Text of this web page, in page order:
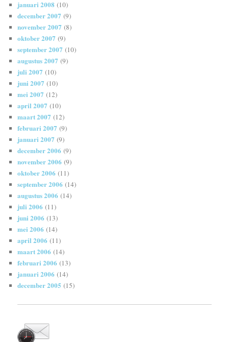
januari 2008 (10)
december 2007 (9)
november 2007 (8)
oktober 2007 (9)
september 2007 (10)
augustus 2007 (9)
juli 2007 (10)
juni 2007 (10)
mei 2007 (12)
april 2007 (10)
maart 2007 (12)
februari 2007 (9)
januari 2007 (9)
december 2006 (9)
november 2006 (9)
oktober 2006 (11)
september 2006 (14)
augustus 2006 (14)
juli 2006 (11)
juni 2006 (13)
mei 2006 (14)
april 2006 (11)
maart 2006 (14)
februari 2006 (13)
januari 2006 (14)
december 2005 (15)